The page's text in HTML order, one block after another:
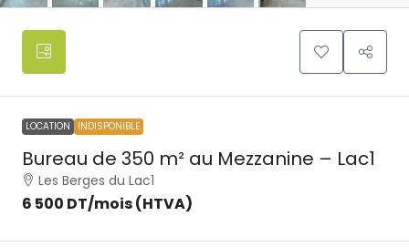
LOCATION INDISPONIBLE
Bureau de 350 m² au Mezzanine – Lac1
Les Berges du Lac1
6 500 DT/mois (HTVA)